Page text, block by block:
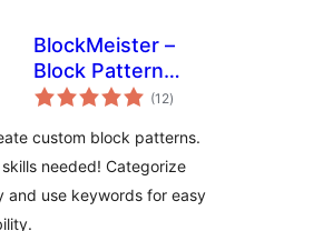
BlockMeister –
Block Pattern
Builder
(12total
aprecieri
)
custom block patterns.
needed! Categorize
and use keywords for easy